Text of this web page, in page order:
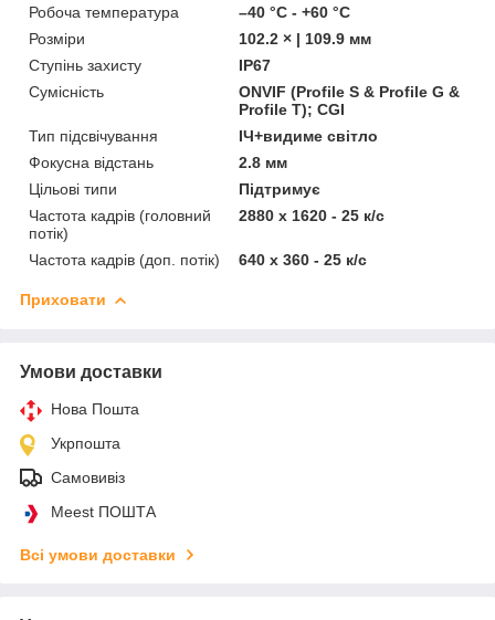
Робоча температура
–40 °C - +60 °C
Розміри
102.2 × | 109.9 мм
Ступінь захисту
IP67
Сумісність
ONVIF (Profile S & Profile G &
Profile T); CGI
Тип підсвічування
ІЧ+видиме світло
Фокусна відстань
2.8 мм
Цільові типи
Підтримує
Частота кадрів (головний
потік)
2880 х 1620 - 25 к/с
Частота кадрів (доп. потік) 640 х 360 - 25 к/с
Приховати
Умови доставки
Нова Пошта
Укрпошта
Самовивіз
Meest ПОШТА
Всі умови доставки